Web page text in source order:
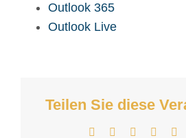
Outlook 365
Outlook Live
Teilen Sie diese
Facebook LinkedIn